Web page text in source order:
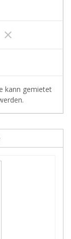
clear
kann gemietet